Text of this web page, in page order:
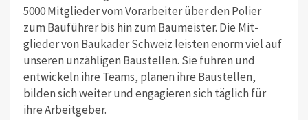
5000 Mitglieder vom Vorarbeiter über den Polier
zum Bauführer bis hin zum Baumeister. Die Mit-
glieder von Baukader Schweiz leisten enorm viel auf
unseren unzähligen Baustellen. Sie führen und
entwickeln ihre Teams, planen ihre Baustellen,
bilden sich weiter und engagieren sich täglich für
ihre Arbeitgeber.